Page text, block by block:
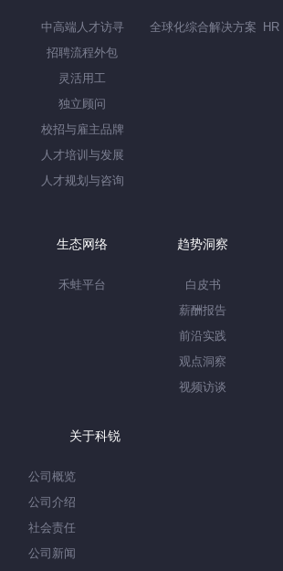
中高端人才访寻
招聘流程外包
灵活用工
独立顾问
校招与雇主品牌
人才培训与发展
人才规划与咨询
全球化综合解决方案
生态网络
禾蛙平台
趋势洞察
白皮书
薪酬报告
前沿实践
观点洞察
视频访谈
关于科锐
公司概览
公司介绍
社会责任
公司新闻